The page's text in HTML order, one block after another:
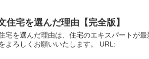
住宅を選んだ理由【完全版】
宅を選んだ理由は、住宅のエキスパートが
よろしくお願いいたします。 URL: